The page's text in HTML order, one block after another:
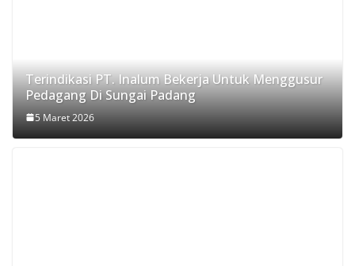
Terindikasi PT. Inalum Bekerja Untuk Menggusur
Pedagang Di Sungai Padang
5 Maret 2026